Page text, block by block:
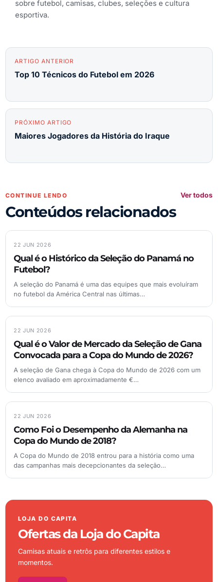
sobre futebol, camisas, clubes, seleções e cultura
esportiva.
ARTIGO ANTERIOR
Top 10 Técnicos do Futebol em 2026
PRÓXIMO ARTIGO
Maiores Jogadores da História do Iraque
CONTINUE LENDO
Conteúdos relacionados
Ver todos
22 JUN 2026
Qual é o Histórico da Seleção do Panamá no
Futebol?
A seleção do Panamá é uma das equipes que mais evoluíram
no futebol da América Central nas últimas…
22 JUN 2026
Qual é o Valor de Mercado da Seleção de Gana
Convocada para a Copa do Mundo de 2026?
A seleção de Gana chega à Copa do Mundo de 2026 com um
elenco avaliado em aproximadamente €…
22 JUN 2026
Como Foi o Desempenho da Alemanha na
Copa do Mundo de 2018?
A Copa do Mundo de 2018 entrou para a história como uma
das campanhas mais decepcionantes da seleção…
LOJA DO CAPITA
Ofertas da Loja do Capita
Camisas atuais e retrôs para diferentes estilos e
momentos.